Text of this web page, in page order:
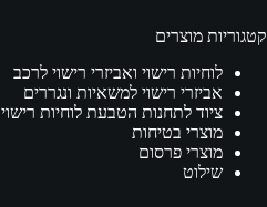
קטגוריות מוצרים
לוחיות רישוי ואביזרי רישוי לרכב
אביזרי רישוי למשאיות ונגררים
ציוד לתחנות הטבעת לוחיות רישוי
מוצרי בטיחות
מוצרי פרסום
שילוט